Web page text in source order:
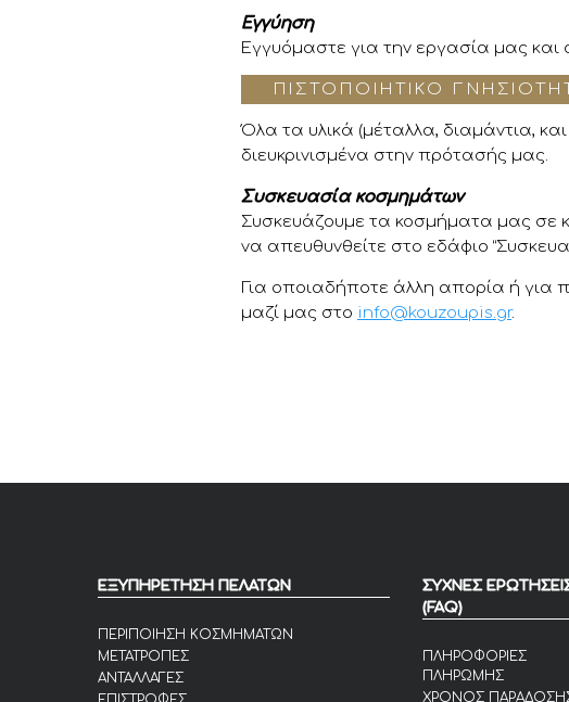
Εγγύηση
Εγγυόμαστε για την εργασία μας
ΠΙΣΤΟΠΟΙΗΤΙΚΌ
Όλα τα υλικά (μέταλλα, διαμάντια,
διευκρινισμένα στην πρότασής μας.
Συσκευασία κοσμημάτων
Συσκευάζουμε τα κοσμήματα μας σε
να απευθυνθείτε στο εδάφιο “
Για οποιαδήποτε άλλη απορία ή για
μαζί μας στο info@kouzoupis.gr.
ΕΞΥΠΗΡΕΤΗΣΗ ΠΕΛΑΤΩΝ
ΠΕΡΙΠΟΙΗΣΗ ΚΟΣΜΗΜΑΤΩΝ
ΜΕΤΑΤΡΟΠΕΣ
ΑΝΤΑΛΛΑΓΕΣ
ΣΥΧΝΕΣ
(FAQ)
ΠΛΗΡΟΦΟΡΙΕΣ
ΠΛΗΡΩΜΗΣ
ΧΡΟΝΟΣ